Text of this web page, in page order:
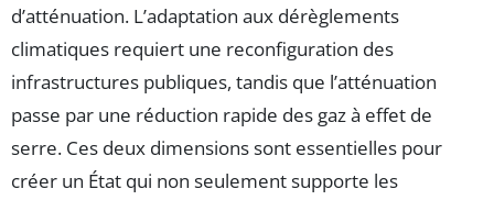
d’atténuation. L’adaptation aux dérèglements
climatiques requiert une reconfiguration des
infrastructures publiques, tandis que l’atténuation
passe par une réduction rapide des gaz à effet de
serre. Ces deux dimensions sont essentielles pour
créer un État qui non seulement supporte les